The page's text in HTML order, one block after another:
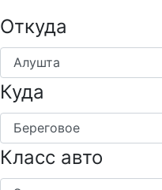
Откуда
Куда
Класс авто